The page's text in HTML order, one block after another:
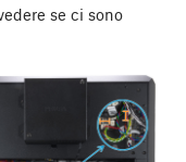
se ci sono